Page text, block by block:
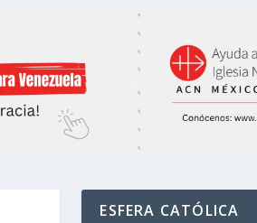
ESFERA CATÓLICA